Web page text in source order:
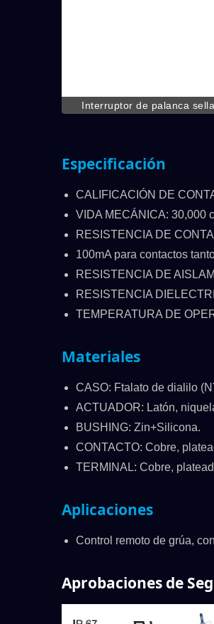
Interruptor de palanca
Especificación
CALIFICACIÓN DE
VIDA MECÁNICA: 30,000
RESISTENCIA DE
100mA para contactos
RESISTENCIA DE
RESISTENCIA
TEMPERATURA DE
Materiales
CASO: Ftalato de dialilo
ACTUADOR: Latón,
BUSHING: Zin+Silicona.
CONTACTO: Cobre,
TERMINAL: Cobre,
Aplicaciones
Control remoto de grúa,
Aprobaciones de